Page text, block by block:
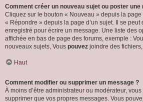
Comment créer un nouveau sujet ou poster une
Cliquez sur le bouton « Nouveau » depuis la page
« Répondre » depuis la page d’un sujet. Il se peut
enregistré pour écrire un message. Une liste des
affichée en bas de page des forums, exemple :
nouveaux sujets, Vous pouvez joindre des
Haut
Comment modifier ou supprimer un message ?
À moins d’être administrateur ou modérateur,
supprimer que vos propres messages. Vous